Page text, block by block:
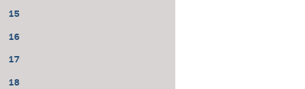
15
16
17
18